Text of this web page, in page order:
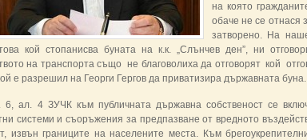
на която
обаче не се отнася
затворено. На
кой стопанисва буната на к.к. „Слънчев ден”, ни
на транспорта също не благоволиха да отговорят кой
е разрешил на Георги Гергов да приватизира държавната
ал. 4 ЗУЧК към публичната държавна собственост се
системи и съоръжения за предпазване от вредното
извън границите на населените места. Към